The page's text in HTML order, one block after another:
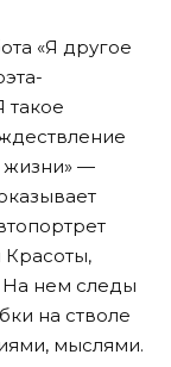
«Я другое
такое
жизни» —
Красоты,
нем следы
на стволе
мыслями.